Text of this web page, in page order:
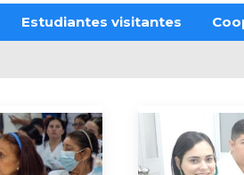
Estudiantes visitantes